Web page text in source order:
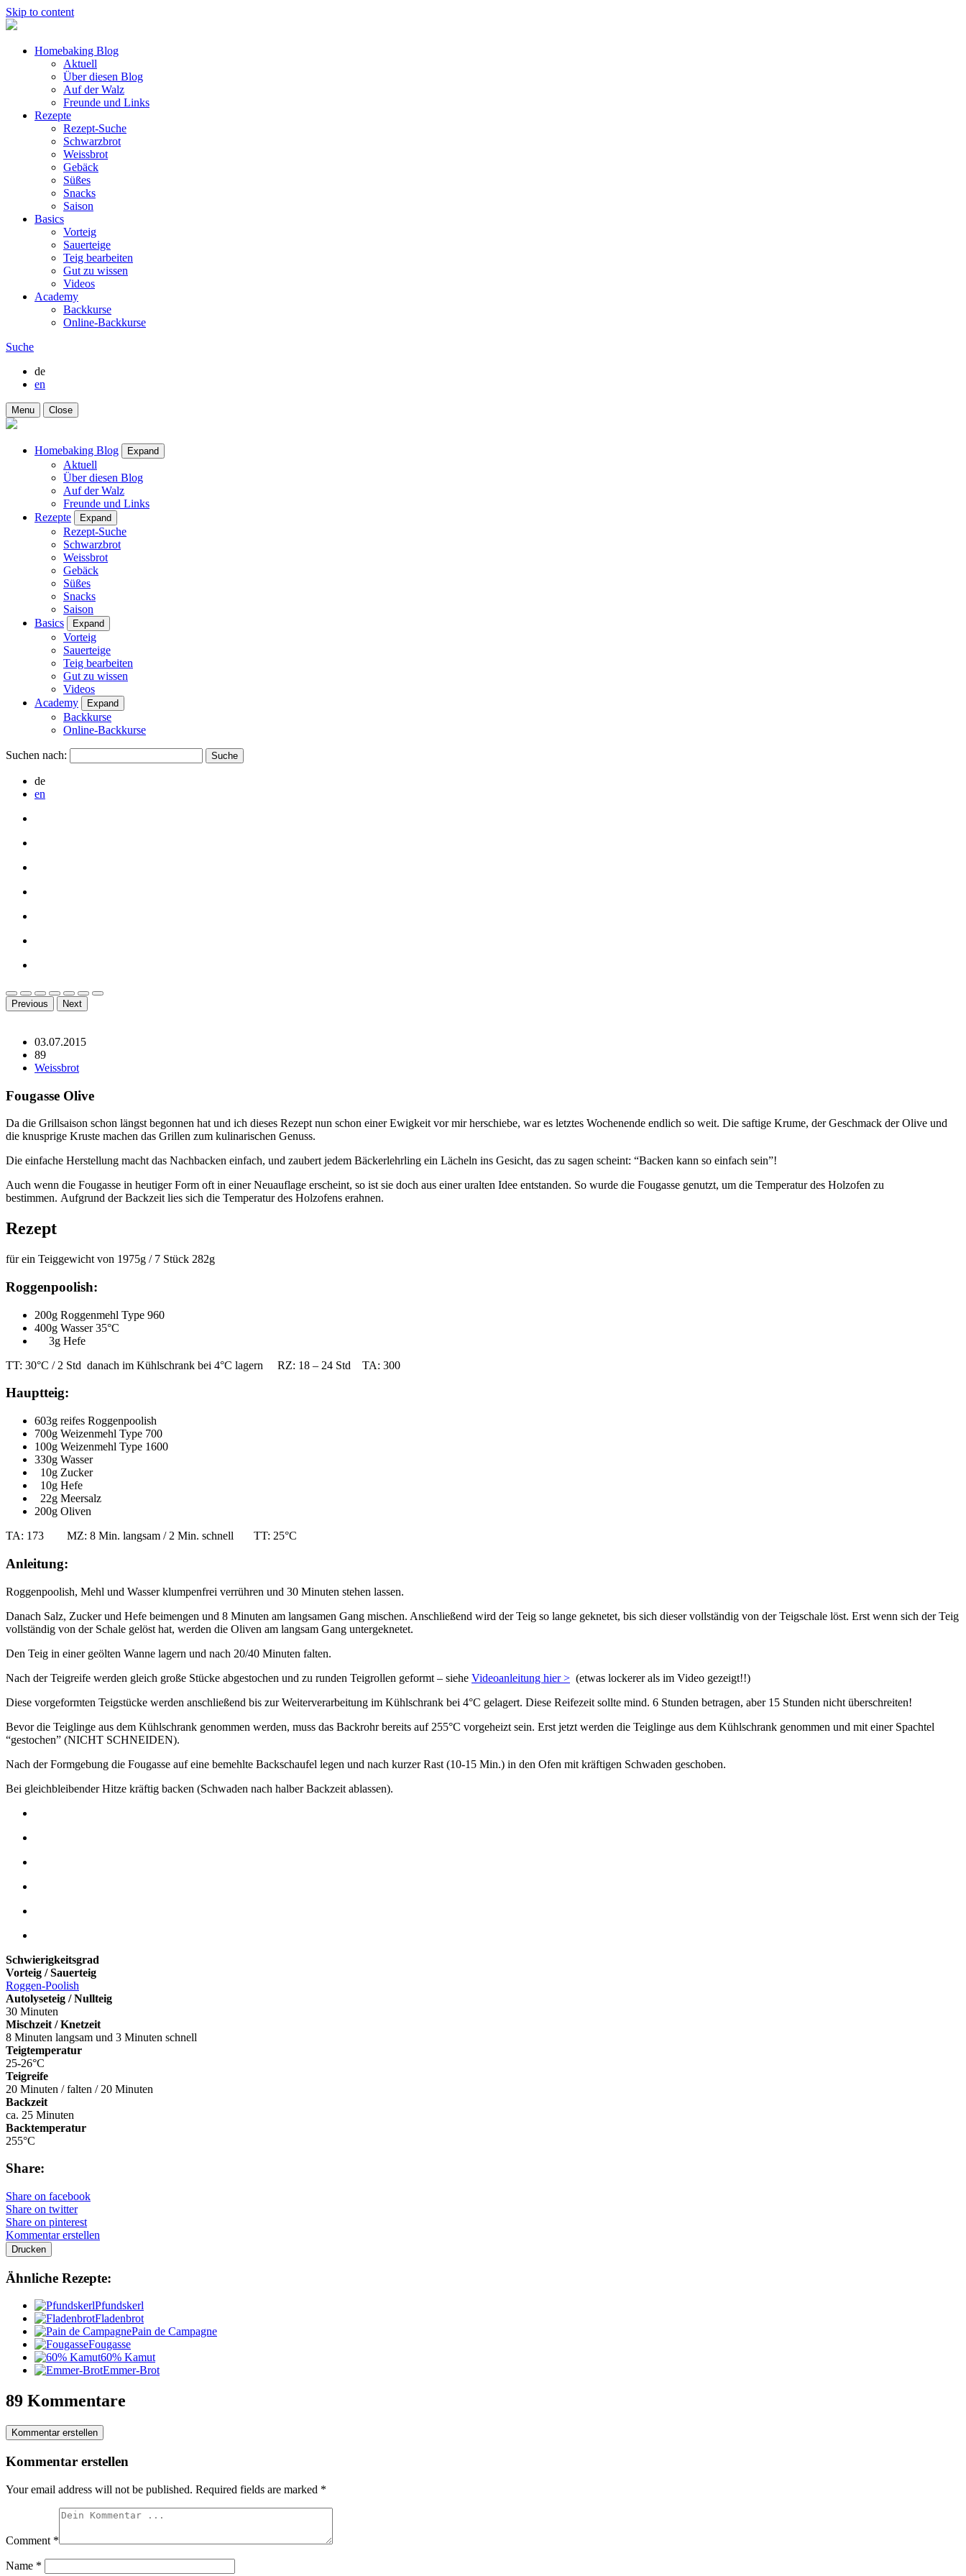
Skip to content
Homebaking Blog
Aktuell
Über diesen Blog
Auf der Walz
Freunde und Links
Rezepte
Rezept-Suche
Schwarzbrot
Weissbrot
Gebäck
Süßes
Snacks
Saison
Basics
Vorteig
Sauerteige
Teig bearbeiten
Gut zu wissen
Videos
Academy
Backkurse
Online-Backkurse
Suche
de
en
Menu Close
Homebaking Blog Expand
Aktuell
Über diesen Blog
Auf der Walz
Freunde und Links
Rezepte
Expand
Rezept-Suche
Schwarzbrot
Weissbrot
Gebäck
Süßes
Snacks
Saison
Basics
Expand
Vorteig
Sauerteige
Teig bearbeiten
Gut zu wissen
Videos
Academy
Expand
Backkurse
Online-Backkurse
Suchen nach:
de
en
Previous Next
03.07.2015
89
Weissbrot
Fougasse Olive
Da die Grillsaison schon längst begonnen hat und ich dieses Rezept nun schon einer Ewigkeit vor mir herschiebe, war es letztes Wochenende endlich so weit. Die saftige Krume, der Geschmack der Olive und
die knusprige Kruste machen das Grillen zum kulinarischen Genuss.
Die einfache Herstellung macht das Nachbacken einfach, und zaubert jedem Bäckerlehrling ein Lächeln ins Gesicht, das zu sagen scheint: “Backen kann so einfach sein”!
Auch wenn die Fougasse in heutiger Form oft in einer Neuauflage erscheint, so ist sie doch aus einer uralten Idee entstanden. So wurde die Fougasse genutzt, um die Temperatur des Holzofen zu
bestimmen. Aufgrund der Backzeit lies sich die Temperatur des Holzofens erahnen.
Rezept
für ein Teiggewicht von 1975g / 7 Stück 282g
Roggenpoolish:
200g Roggenmehl Type 960
400g Wasser 35°C
3g Hefe
TT: 30°C / 2 Std danach im Kühlschrank bei 4°C lagern RZ: 18 – 24 Std TA: 300
Hauptteig:
603g reifes Roggenpoolish
700g Weizenmehl Type 700
100g Weizenmehl Type 1600
330g Wasser
10g Zucker
10g Hefe
22g Meersalz
200g Oliven
TA: 173 MZ: 8 Min. langsam / 2 Min. schnell TT: 25°C
Anleitung:
Roggenpoolish, Mehl und Wasser klumpenfrei verrühren und 30 Minuten stehen lassen.
Danach Salz, Zucker und Hefe beimengen und 8 Minuten am langsamen Gang mischen. Anschließend wird der Teig so lange geknetet, bis sich dieser vollständig von der Teigschale löst. Erst wenn sich der Teig
vollständig von der Schale gelöst hat, werden die Oliven am langsam Gang untergeknetet.
Den Teig in einer geölten Wanne lagern und nach 20/40 Minuten falten.
Nach der Teigreife werden gleich große Stücke abgestochen und zu runden Teigrollen geformt – siehe Videoanleitung hier > (etwas lockerer als im Video gezeigt!!)
Diese vorgeformten Teigstücke werden anschließend bis zur Weiterverarbeitung im Kühlschrank bei 4°C gelagert. Diese Reifezeit sollte mind. 6 Stunden betragen, aber 15 Stunden nicht überschreiten!
Bevor die Teiglinge aus dem Kühlschrank genommen werden, muss das Backrohr bereits auf 255°C vorgeheizt sein. Erst jetzt werden die Teiglinge aus dem Kühlschrank genommen und mit einer Spachtel
“gestochen” (NICHT SCHNEIDEN).
Nach der Formgebung die Fougasse auf eine bemehlte Backschaufel legen und nach kurzer Rast (10-15 Min.) in den Ofen mit kräftigen Schwaden geschoben.
Bei gleichbleibender Hitze kräftig backen (Schwaden nach halber Backzeit ablassen).
Schwierigkeitsgrad
Vorteig / Sauerteig
Roggen-Poolish
Autolyseteig / Nullteig
30 Minuten
Mischzeit / Knetzeit
8 Minuten langsam und 3 Minuten schnell
Teigtemperatur
25-26°C
Teigreife
20 Minuten / falten / 20 Minuten
Backzeit
ca. 25 Minuten
Backtemperatur
255°C
Share:
Share on facebook
Share on twitter
Share on pinterest
Kommentar erstellen
Drucken
Ähnliche Rezepte:
Pfundskerl
Fladenbrot
Pain de Campagne
Fougasse
60% Kamut
Emmer-Brot
89 Kommentare
Kommentar erstellen
Kommentar erstellen
Your email address will not be published. Required fields are marked *
Comment *
Name *